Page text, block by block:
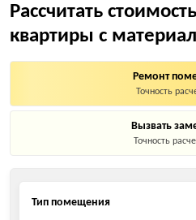
Рассчитать
квартиры с
Ремонт
Точность
Вызвать
Точность
Тип помещения